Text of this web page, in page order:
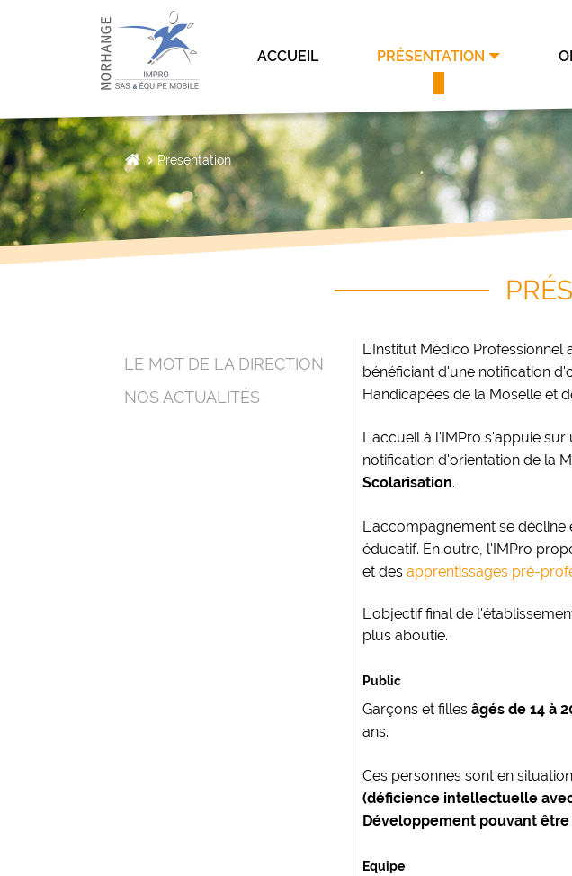
ACCUEIL PRÉSENTATION
Présentation
L'Institut Médico Professionnel
bénéficiant d'une notification
Handicapées de la Moselle et
L'accueil à l'IMPro s'appuie sur
notification d'orientation de la
Scolarisation.
L'accompagnement se
éducatif. En outre, l'IMPro
et des apprentissages pré-
L'objectif final de
plus aboutie.
Public
Garçons et filles âgés de 14 à
ans.
Ces personnes sont en
(déficience intellectuelle
Développement pouvant
Equipe
LE MOT DE LA DIRECTION
NOS ACTUALITÉS